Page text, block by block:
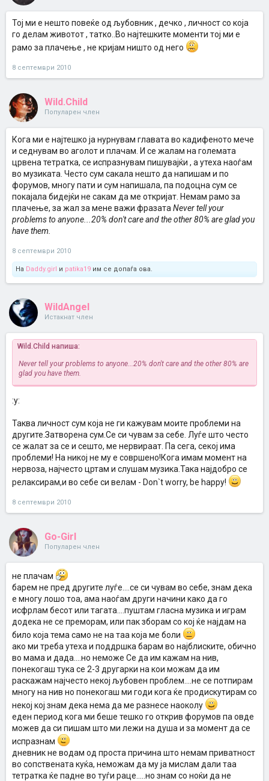
Тој ми е нешто повеќе од љубовник , дечко , личност со која
го делам животот , татко..Во најтешките моменти тој ми е
рамо за плачење , не кријам ништо од него
8 септември 2010
Wild.Child
Популарен член
Кога ми е најтешко ја нурнувам главата во кадифеното мече
и седнувам во аголот и плачам. И се жалам на големата
црвена тетратка, се испразнувам пишувајќи , а утеха наоѓам
во музиката. Често сум сакала нешто да напишам и по
форумов, многу пати и сум напишала, па подоцна сум се
покајала бидејќи не сакам да ме откријат. Немам рамо за
плачење, за жал за мене важи фразата Never tell your
problems to anyone...20% don't care and the other 80% are glad you
have them.
8 септември 2010
На Daddy.girl и patika19 им се допаѓа ова.
WildAngel
Истакнат член
Wild.Child напиша:
Never tell your problems to anyone...20% don't care and the other 80% are
glad you have them.
:y:
Таква личност сум која не ги кажувам моите проблеми на
другите.Затворена сум.Се си чувам за себе. Луѓе што често
се жалат за се и сешто, ме нервираат. Па сега, секој има
проблеми! На никој не му е совршено!Кога имам момент на
нервоза, најчесто цртам и слушам музика.Така најдобро се
релаксирам,и во себе си велам - Don`t worry, be happy!
8 септември 2010
Go-Girl
Популарен член
не плачам
барем не пред другите луѓе....се си чувам во себе, знам дека
е многу лошо тоа, ама наоѓам други начини како да го
исфрлам бесот или тагата....пуштам гласна музика и играм
додека не се преморам, или пак зборам со кој ќе најдам на
било која тема само не на таа која ме боли
ако ми треба утеха и поддршка барам во најблиските, обично
во мама и дада....но неможе Се да им кажам на нив,
понекогаш тука се 2-3 другарки на кои можам да им
раскажам најчесто некој љубовен проблем....не се потпирам
многу на нив но понекогаш ми годи кога ќе продискутирам со
некој кој знам дека нема да ме разнесе наоколу
еден период кога ми беше тешко го открив форумов па овде
можев да си пишам што ми лежи на душа и за момент да се
испразнам
дневник не водам од проста причина што немам приватност
во сопствената куќа, неможам да му ја мислам дали таа
тетратка ќе падне во туѓи раце.....но знам со ноќи да не